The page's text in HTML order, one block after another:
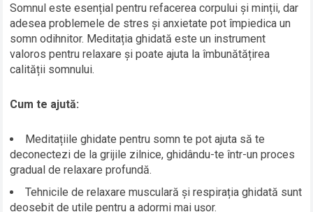
Somnul este esențial pentru refacerea corpului și minții, dar
adesea problemele de stres și anxietate pot împiedica un
somn odihnitor. Meditația ghidată este un instrument
valoros pentru relaxare și poate ajuta la îmbunătățirea
calității somnului.
Cum te ajută:
Meditațiile ghidate pentru somn te pot ajuta să te
deconectezi de la grijile zilnice, ghidându-te într-un proces
gradual de relaxare profundă.
Tehnicile de relaxare musculară și respirația ghidată sunt
deosebit de utile pentru a adormi mai ușor.